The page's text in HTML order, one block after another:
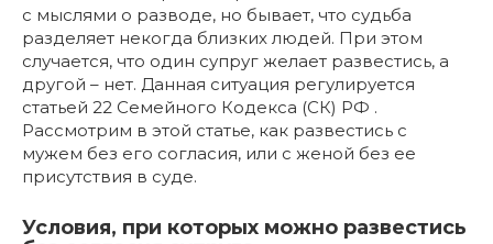
с мыслями о разводе, но бывает, что судьба
разделяет некогда близких людей. При этом
случается, что один супруг желает развестись, а
другой – нет. Данная ситуация регулируется
статьей 22 Семейного Кодекса (СК) РФ .
Рассмотрим в этой статье, как развестись с
мужем без его согласия, или с женой без ее
присутствия в суде.
Условия, при которых можно развестись